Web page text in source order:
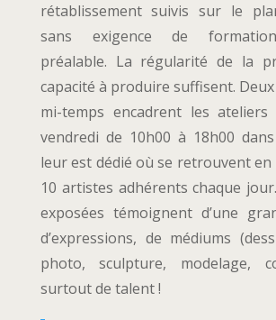
rétablissement suivis sur le
sans exigence de
préalable. La régularité de la
capacité à produire suffisent.
mi-temps encadrent les
vendredi de 10h00 à 18h00 dans
leur est dédié où se retrouvent en
10 artistes adhérents chaque
exposées témoignent d’une
d’expressions, de médiums
photo, sculpture, modelage,
surtout de talent !